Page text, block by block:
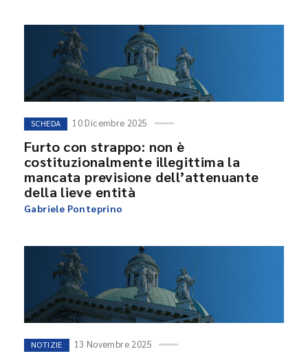
SCHEDA 10 Dicembre 2025
Furto con strappo: non è
costituzionalmente illegittima la
mancata previsione dell’attenuante
della lieve entità
Gabriele Ponteprino
NOTIZIE 13 Novembre 2025